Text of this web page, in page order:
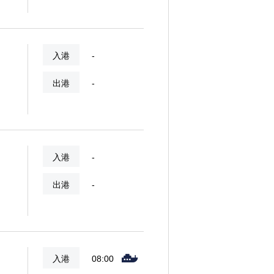
入港 -
出港 -
入港 -
出港 -
入港 08:00